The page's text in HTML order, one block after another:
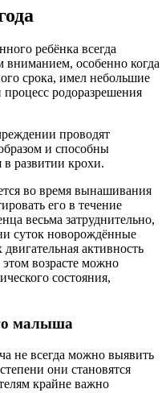
ребёнка всегда
вниманием, особенно когда
срока, имел небольшие
процесс родоразрешения
проводят
и способны
развитии крохи.
во время вынашивания
его в течение
весьма затруднительно,
суток новорождённые
активность
возрасте можно
состояния,
малыша
не всегда можно выявить
они становятся
крайне важно